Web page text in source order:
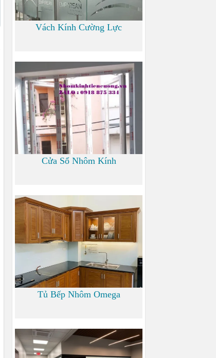
Vách Kính Cường Lực
0
Cửa Sổ Nhôm Kính
Tủ Bếp Nhôm Omega
6.000